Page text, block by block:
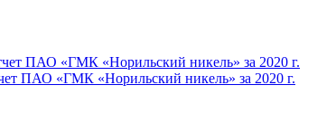
ПАО «ГМК «Норильский никель» за 2020 г.
ПАО «ГМК «Норильский никель» за 2020 г.